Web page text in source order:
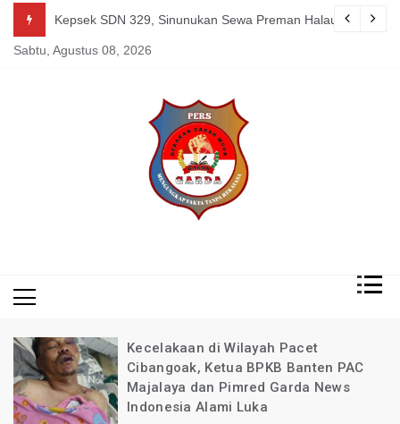
content
Uden Pimred Garda News Indonesia yang Sedang Pemulihan
Kepsek SDN 329, Sinunukan Sewa Preman Halau LSM
Sabtu, Agustus 08, 2026
Kecelakaan di Wilayah Pacet
Cibangoak, Ketua BPKB Banten PAC
Majalaya dan Pimred Garda News
Indonesia Alami Luka